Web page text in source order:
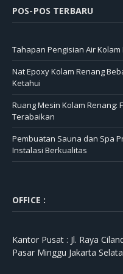
POS-POS TERBARU
Tahapan Pengisian Air
Nat Epoxy Kolam Renang
Ketahui
Ruang Mesin Kolam Renang:
Terabaikan
Pembuatan Sauna dan Spa
Instalasi Berkualitas
OFFICE :
Kantor Pusat : Jl. Raya
Pasar Minggu Jakarta